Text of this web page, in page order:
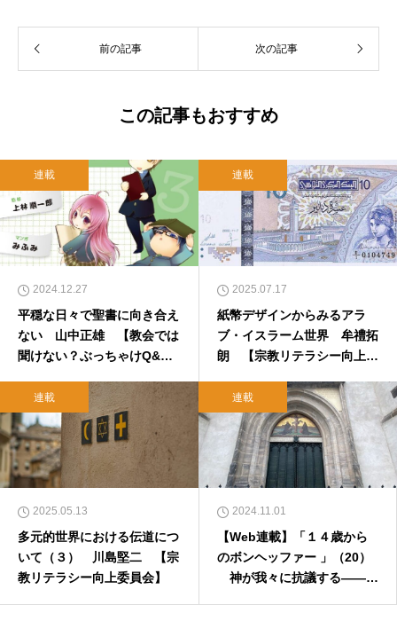
前の記事 次の記事
この記事もおすすめ
連載
2024.12.27
平穏な日々で聖書に向き合え
ない 山中正雄 【教会では
聞けない？ぶっちゃけQ&
連載
2025.07.17
紙幣デザインからみるアラ
ブ・イスラーム世界 牟禮拓
朗 【宗教リテラシー向上委
連載
2025.05.13
多元的世界における伝道につ
いて（３） 川島堅二 【宗
教リテラシー向上委員会】
連載
2024.11.01
【Web連載】「１４歳から
のボンヘッファー 」（20）
神が我々に抗議する――宗